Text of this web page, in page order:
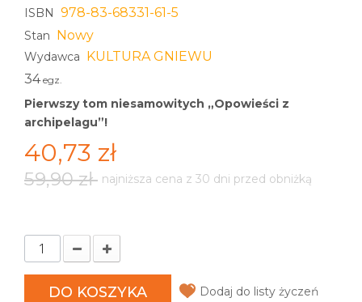
ISBN 978-83-68331-61-5
Stan Nowy
Wydawca KULTURA GNIEWU
34 egz.
Pierwszy tom niesamowitych „Opowieści z
archipelagu”!
40,73 zł
59,90 zł najniższa cena z 30 dni przed obniżką
DO KOSZYKA Dodaj do listy życzeń